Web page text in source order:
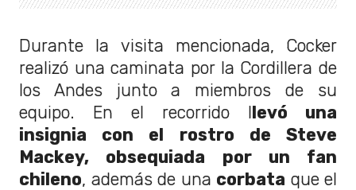
Durante la visita mencionada, Cocker
realizó una caminata por la Cordillera de
los Andes junto a miembros de su
equipo. En el recorrido llevó una
insignia con el rostro de Steve
Mackey, obsequiada por un fan
chileno, además de una corbata que el